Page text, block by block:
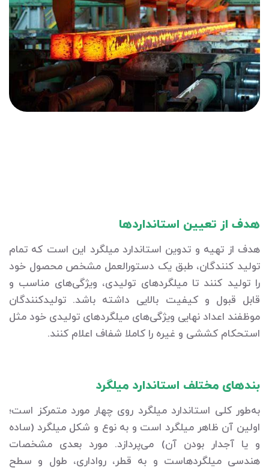
هدف از تعیین استانداردها
هدف از تهیه و تدوین استاندارد میلگرد این است که تمام
تولید کنندگان، طبق یک دستورالعمل مشخص محصول خود
را تولید کنند تا میلگردهای تولیدی، ویژگی‌های مناسب و
قابل قبول و کیفیت بالایی داشته باشد. تولیدکنندگان
موظفند اعداد نهایی ویژگی‌های میلگردهای تولیدی خود مثل
استحکام کششی و غیره را کاملا شفاف اعلام کنند.
بندهای مختلف استاندارد میلگرد
به‌طور کلی استاندارد میلگرد روی چهار مورد متمرکز است؛
اولین آن ظاهر میلگرد است و به نوع و شکل میلگرد (ساده
و یا آجدار بودن آن) می‌پردازد. مورد بعدی مشخصات
هندسی میلگردهاست و به قطر، رواداری، طول و سطح